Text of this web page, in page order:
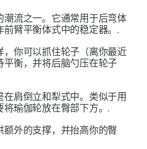
流之一。它通常用于后弯体
臂平衡体式中的稳定器。.
你可以抓住轮子（离你最近
衡，并将后脑勺压在轮子
肩倒立和犁式中。类似于用
瑜伽轮放在臀部下方。.
外的支撑，并抬高你的臀